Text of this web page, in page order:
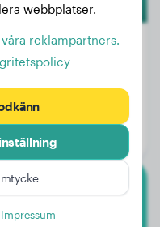
Inga data
webbplatser.
reklampartners.
Impressum